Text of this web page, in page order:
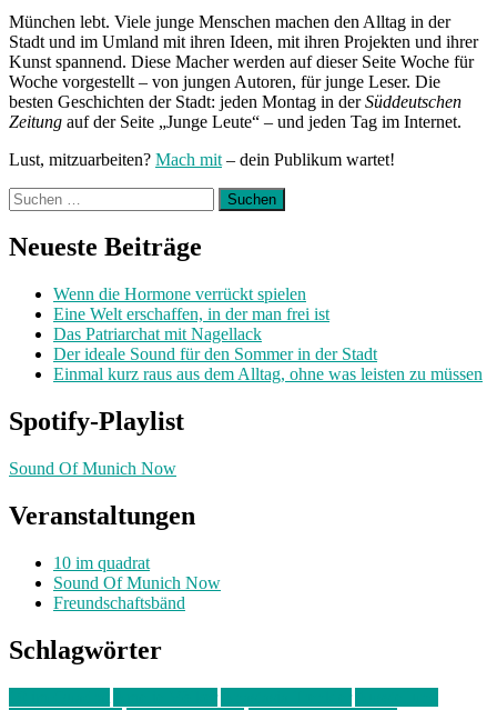
München lebt. Viele junge Menschen machen den Alltag in der
Stadt und im Umland mit ihren Ideen, mit ihren Projekten und ihrer
Kunst spannend. Diese Macher werden auf dieser Seite Woche für
Woche vorgestellt – von jungen Autoren, für junge Leser. Die
besten Geschichten der Stadt: jeden Montag in derSüddeutschen
Zeitung auf der Seite „Junge Leute“ – und jeden Tag im Internet.
Lust, mitzuarbeiten? Mach mit – dein Publikum wartet!
Suchen
nach:
Neueste Beiträge
Wenn die Hormone verrückt spielen
Eine Welt erschaffen, in der man frei ist
Das Patriarchat mit Nagellack
Der ideale Sound für den Sommer in der Stadt
Einmal kurz raus aus dem Alltag, ohne was leisten zu müssen
Spotify-Playlist
Sound Of Munich Now
Veranstaltungen
10 im quadrat
Sound Of Munich Now
Freundschaftsbänd
Schlagwörter